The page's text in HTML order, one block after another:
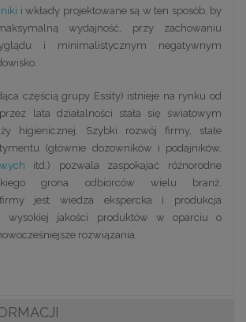
i wkłady projektowane są w ten sposób, by
wydajność, przy zachowaniu
i minimalistycznym negatywnym
częścią grupy Essity) istnieje na rynku od
lata działalności stała się światowym
higienicznej. Szybki rozwój firmy, stałe
(głównie dozowników i podajników,
itd.) pozwala zaspokajać różnorodne
grona odbiorców wielu branż.
jest wiedza ekspercka i produkcja
wysokiej jakości produktów w oparciu o
rozwiązania.